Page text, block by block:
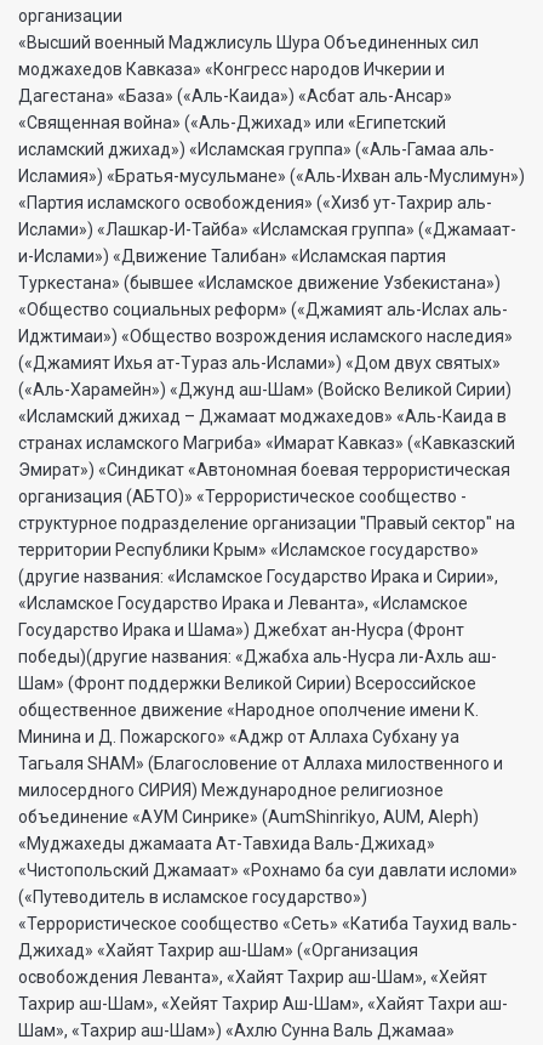
организации
«Высший военный Маджлисуль Шура Объединенных сил
моджахедов Кавказа» «Конгресс народов Ичкерии и
Дагестана» «База» («Аль-Каида») «Асбат аль-Ансар»
«Священная война» («Аль-Джихад» или «Египетский
исламский джихад») «Исламская группа» («Аль-Гамаа аль-
Исламия») «Братья-мусульмане» («Аль-Ихван аль-Муслимун»)
«Партия исламского освобождения» («Хизб ут-Тахрир аль-
Ислами») «Лашкар-И-Тайба» «Исламская группа» («Джамаат-
и-Ислами») «Движение Талибан» «Исламская партия
Туркестана» (бывшее «Исламское движение Узбекистана»)
«Общество социальных реформ» («Джамият аль-Ислах аль-
Иджтимаи») «Общество возрождения исламского наследия»
(«Джамият Ихья ат-Тураз аль-Ислами») «Дом двух святых»
(«Аль-Харамейн») «Джунд аш-Шам» (Войско Великой Сирии)
«Исламский джихад – Джамаат моджахедов» «Аль-Каида в
странах исламского Магриба» «Имарат Кавказ» («Кавказский
Эмират») «Синдикат «Автономная боевая террористическая
организация (АБТО)» «Террористическое сообщество -
структурное подразделение организации "Правый сектор" на
территории Республики Крым» «Исламское государство»
(другие названия: «Исламское Государство Ирака и Сирии»,
«Исламское Государство Ирака и Леванта», «Исламское
Государство Ирака и Шама») Джебхат ан-Нусра (Фронт
победы)(другие названия: «Джабха аль-Нусра ли-Ахль аш-
Шам» (Фронт поддержки Великой Сирии) Всероссийское
общественное движение «Народное ополчение имени К.
Минина и Д. Пожарского» «Аджр от Аллаха Субхану уа
Тагьаля SHAM» (Благословение от Аллаха милоственного и
милосердного СИРИЯ) Международное религиозное
объединение «АУМ Синрике» (AumShinrikyo, AUM, Aleph)
«Муджахеды джамаата Ат-Тавхида Валь-Джихад»
«Чистопольский Джамаат» «Рохнамо ба суи давлати исломи»
(«Путеводитель в исламское государство»)
«Террористическое сообщество «Сеть» «Катиба Таухид валь-
Джихад» «Хайят Тахрир аш-Шам» («Организация
освобождения Леванта», «Хайят Тахрир аш-Шам», «Хейят
Тахрир аш-Шам», «Хейят Тахрир Аш-Шам», «Хайят Тахри аш-
Шам», «Тахрир аш-Шам») «Ахлю Сунна Валь Джамаа»